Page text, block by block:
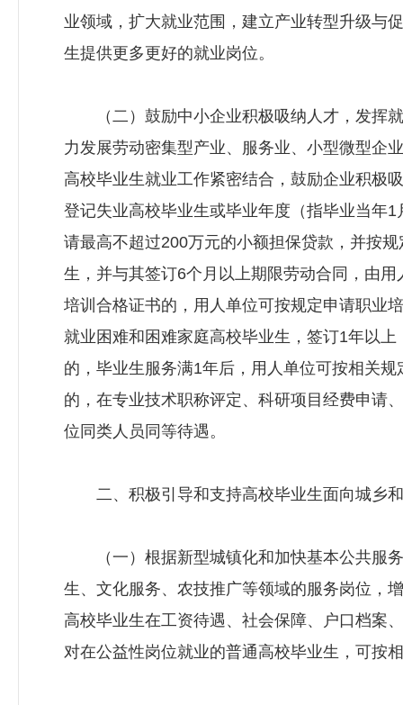
业领域，扩大就业范围，建立产业转型升级与
生提供更多更好的就业岗位。
（二）鼓励中小企业积极吸纳人才，发挥就
力发展劳动密集型产业、服务业、小型微型企
高校毕业生就业工作紧密结合，鼓励企业积极
登记失业高校毕业生或毕业年度（指毕业当年
请最高不超过200万元的小额担保贷款，并按
生，并与其签订6个月以上期限劳动合同，由
培训合格证书的，用人单位可按规定申请职业
就业困难和困难家庭高校毕业生，签订1年以
的，毕业生服务满1年后，用人单位可按相关
的，在专业技术职称评定、科研项目经费申请
位同类人员同等待遇。
二、积极引导和支持高校毕业生面向城乡
（一）根据新型城镇化和加快基本公共服务
生、文化服务、农技推广等领域的服务岗位，
高校毕业生在工资待遇、社会保障、户口档案
对在公益性岗位就业的普通高校毕业生，可按